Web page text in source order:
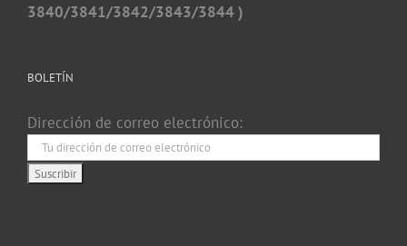
3840/3841/3842/3843/3844 )
BOLETÍN
Dirección de correo electrónico: